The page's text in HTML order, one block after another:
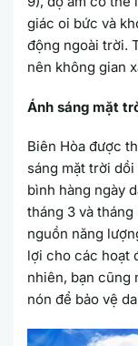
giác oi bức và
động ngoài trời.
nên không gian
Ánh sáng mặt
Biên Hòa được
sáng mặt trời
bình hàng ngày
tháng 3 và
nguồn năng
lợi cho các hoạt
nhiên, bạn cũng
nón để bảo vệ